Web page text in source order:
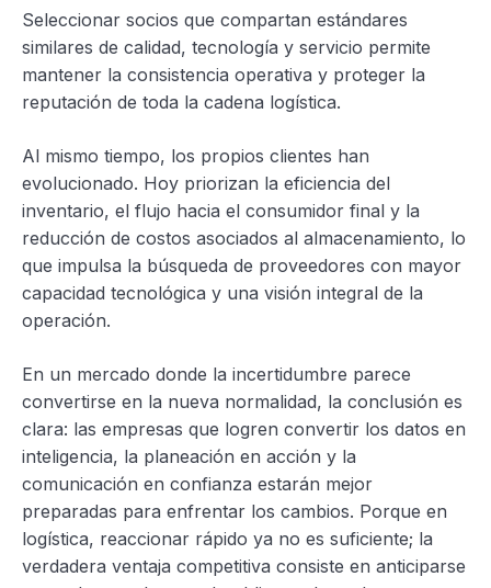
Seleccionar socios que compartan estándares
similares de calidad, tecnología y servicio permite
mantener la consistencia operativa y proteger la
reputación de toda la cadena logística.
Al mismo tiempo, los propios clientes han
evolucionado. Hoy priorizan la eficiencia del
inventario, el flujo hacia el consumidor final y la
reducción de costos asociados al almacenamiento, lo
que impulsa la búsqueda de proveedores con mayor
capacidad tecnológica y una visión integral de la
operación.
En un mercado donde la incertidumbre parece
convertirse en la nueva normalidad, la conclusión es
clara: las empresas que logren convertir los datos en
inteligencia, la planeación en acción y la
comunicación en confianza estarán mejor
preparadas para enfrentar los cambios. Porque en
logística, reaccionar rápido ya no es suficiente; la
verdadera ventaja competitiva consiste en anticiparse